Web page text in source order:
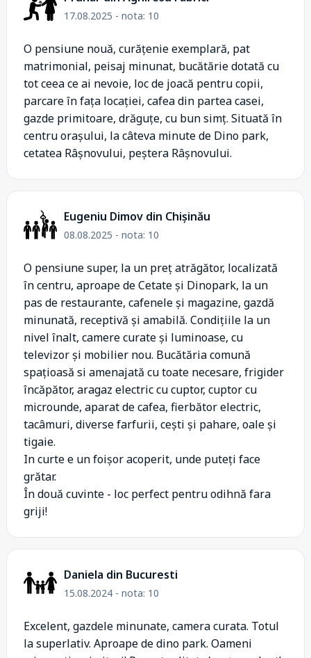
17.08.2025 - nota: 10
O pensiune nouă, curățenie exemplară, pat
matrimonial, peisaj minunat, bucătărie dotată cu
tot ceea ce ai nevoie, loc de joacă pentru copii,
parcare în fața locației, cafea din partea casei,
gazde primitoare, drăguțe, cu bun simț. Situată în
centru orașului, la câteva minute de Dino park,
cetatea Râșnovului, peștera Râșnovului.
Eugeniu Dimov din Chișinău
08.08.2025 - nota: 10
O pensiune super, la un preț atrăgător, localizată
în centru, aproape de Cetate și Dinopark, la un
pas de restaurante, cafenele și magazine, gazdă
minunată, receptivă și amabilă. Condițiile la un
nivel înalt, camere curate și luminoase, cu
televizor și mobilier nou. Bucătăria comună
spațioasă si amenajată cu toate necesare, frigider
încăpător, aragaz electric cu cuptor, cuptor cu
microunde, aparat de cafea, fierbător electric,
tacâmuri, diverse farfurii, cești și pahare, oale și
tigaie.
In curte e un foișor acoperit, unde puteți face
grătar.
În două cuvinte - loc perfect pentru odihnă fara
griji!
Daniela din Bucuresti
15.08.2024 - nota: 10
Excelent, gazdele minunate, camera curata. Totul
la superlativ. Aproape de dino park. Oameni